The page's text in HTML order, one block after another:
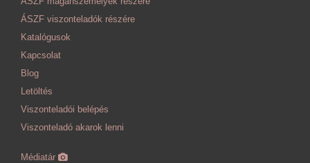
ÁSZF viszonteladók részére
Katalógusok
Kapcsolat
Blog
Letöltés
Viszonteladói belépés
Viszonteladó akarok lenni
Médiatár